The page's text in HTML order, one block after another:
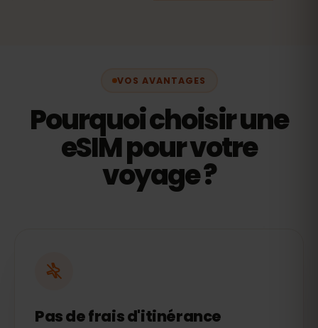
VOS AVANTAGES
Pourquoi choisir une
eSIM pour votre
voyage ?
Pas de frais d'itinérance